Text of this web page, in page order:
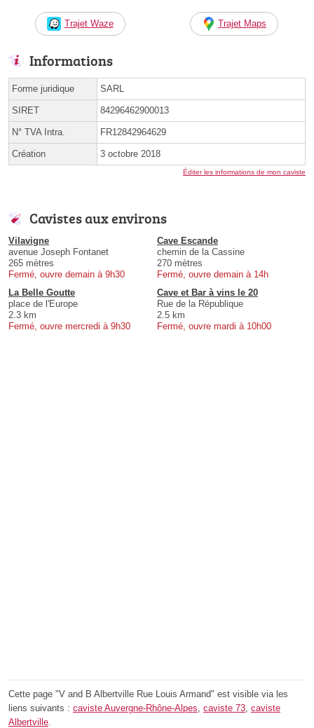
Trajet Waze Trajet Maps
Informations
Forme juridique SARL
SIRET 84296462900013
N° TVA Intra. FR12842964629
Création 3 octobre 2018
Éditer les informations de mon caviste
Cavistes aux environs
Vilavigne
avenue Joseph Fontanet
265 mètres
Fermé, ouvre demain à 9h30
Cave Escande
chemin de la Cassine
270 mètres
Fermé, ouvre demain à 14h
La Belle Goutte
place de l'Europe
2.3 km
Fermé, ouvre mercredi à 9h30
Cave et Bar à vins le 20
Rue de la République
2.5 km
Fermé, ouvre mardi à 10h00
Cette page "V and B Albertville Rue Louis Armand" est visible via les
liens suivants : caviste Auvergne-Rhône-Alpes, caviste 73, caviste
Albertville.